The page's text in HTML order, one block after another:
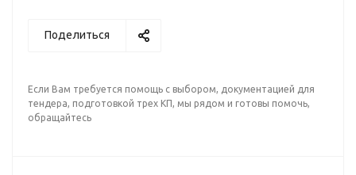
Поделиться
Если Вам требуется помощь с выбором, документацией для
тендера, подготовкой трех КП, мы рядом и готовы помочь,
обращайтесь